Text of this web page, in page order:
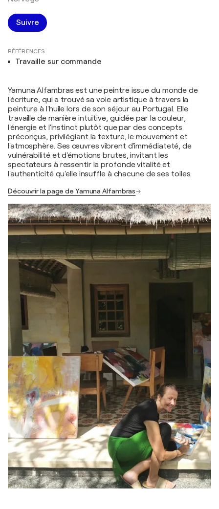
Suivre
RÉFÉRENCES
Travaille sur commande
Yamuna Alfambras est une peintre issue du monde de
l'écriture, qui a trouvé sa voie artistique à travers la
peinture à l'huile lors de son séjour au Portugal. Elle
travaille de manière intuitive, guidée par la couleur,
l'énergie et l'instinct plutôt que par des concepts
préconçus, privilégiant la texture, le mouvement et
l'atmosphère. Ses œuvres vibrent d'immédiateté, de
vulnérabilité et d'émotions brutes, invitant les
spectateurs à ressentir la profonde vitalité et
l'authenticité qu'elle insuffle à chacune de ses toiles.
Découvrir la page de Yamuna Alfambras